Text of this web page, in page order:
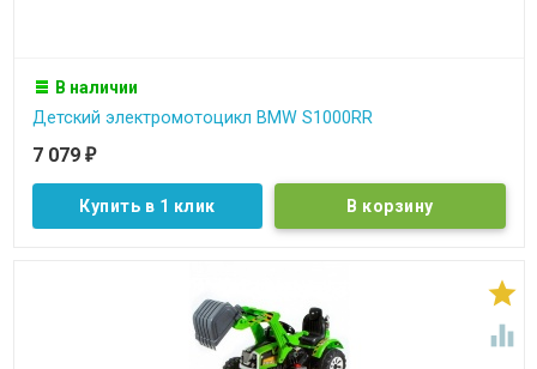
В наличии
Детский электромотоцикл BMW S1000RR
7 079 ₽
Купить в 1 клик

